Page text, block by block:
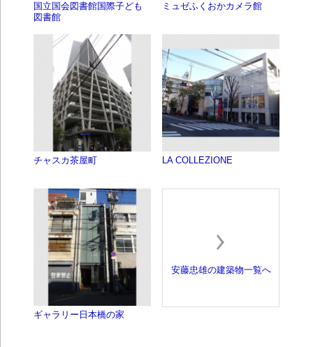
国立国会図書館国際子ども
図書館
ミュゼふくおかカメラ館
チャスカ茶屋町 LA COLLEZIONE
ギャラリー日本橋の家
安藤忠雄の建築物一覧へ